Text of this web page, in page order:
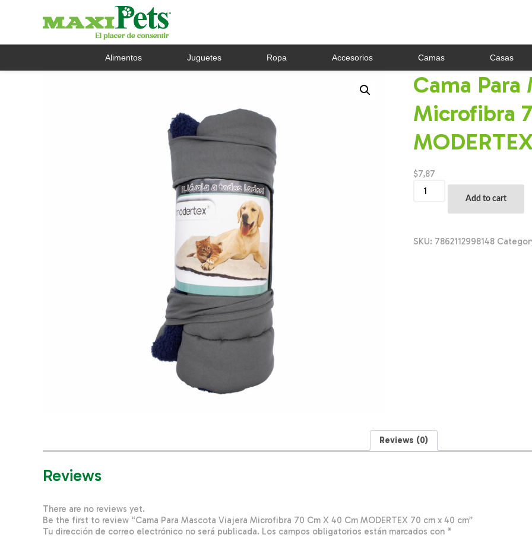
Alimentos Juguetes Ropa Accesorios Camas Casas
Cama Para
Microfibra
$7,87
Para
70
Add to cart
SKU: 7862112998148
Reviews (0)
Reviews
There are no reviews yet.
Be the first to review “Cama Para Mascota Viajera Microfibra 70 Cm X 40 Cm MODERTEX 70 cm x 40 cm”
Tu dirección de correo electrónico no será publicada. Los campos obligatorios están marcados con *